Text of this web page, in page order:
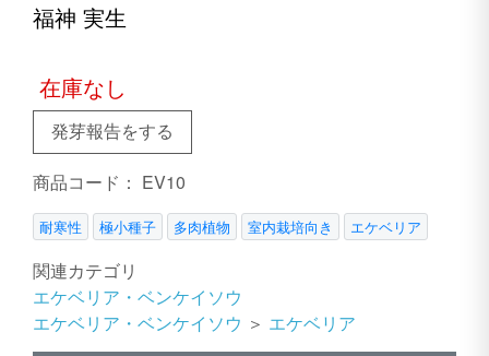
福神 実生
在庫なし
発芽報告をする
商品コード： EV10
耐寒性 極小種子 多肉植物 室内栽培向き エケベリア
関連カテゴリ
エケベリア・ベンケイソウ
エケベリア・ベンケイソウ ＞ エケベリア